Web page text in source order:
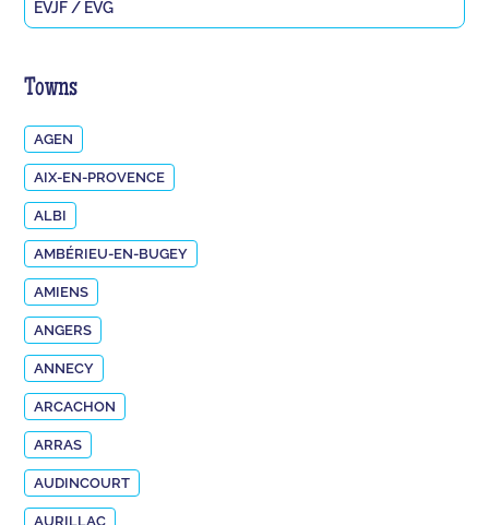
EVJF / EVG
Towns
AGEN
AIX-EN-PROVENCE
ALBI
AMBÉRIEU-EN-BUGEY
AMIENS
ANGERS
ANNECY
ARCACHON
ARRAS
AUDINCOURT
AURILLAC